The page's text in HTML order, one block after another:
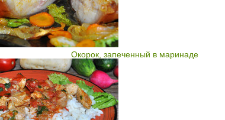
Окорок, запеченный в маринаде